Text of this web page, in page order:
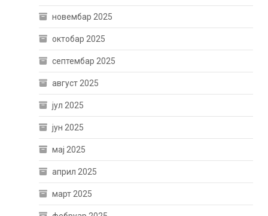
новембар 2025
октобар 2025
септембар 2025
август 2025
јул 2025
јун 2025
мај 2025
април 2025
март 2025